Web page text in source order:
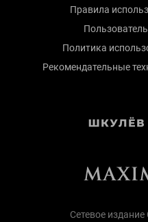
Правила
Политика
Рекомендательные
Сетевое